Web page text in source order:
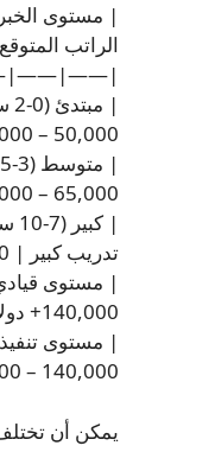
| مستوى
الراتب
|
50,000 – 65,000 دولار |
65,000 – 85,000 دولار |
تدريب كبير | 85,000 – 105,000 دولار |
140,000+ دولار |
| مستوى
140,000 – 200,000+ دولار |
يمكن أن